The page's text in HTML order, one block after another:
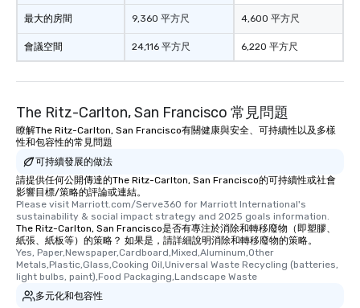
最大的房間
會議空間
9,360 平方尺
24,116 平方尺
4,600 平方尺
6,220 平方尺
The Ritz-Carlton, San Francisco 常見問題
瞭解The Ritz-Carlton, San Francisco有關健康與安全、可持續性以及多樣
性和包容性的常見問題
可持續發展的做法
請提供任何公開傳達的The Ritz-Carlton, San Francisco的可持續性或社會
影響目標/策略的評論或連結。
Please visit Marriott.com/Serve360 for Marriott International's
sustainability & social impact strategy and 2025 goals information.
The Ritz-Carlton, San Francisco是否有專注於消除和轉移廢物（即塑膠、
紙張、紙板等）的策略？ 如果是，請詳細說明消除和轉移廢物的策略。
Yes, Paper,Newspaper,Cardboard,Mixed,Aluminum,Other
Metals,Plastic,Glass,Cooking Oil,Universal Waste Recycling (batteries,
light bulbs, paint),Food Packaging,Landscape Waste
多元化和包容性